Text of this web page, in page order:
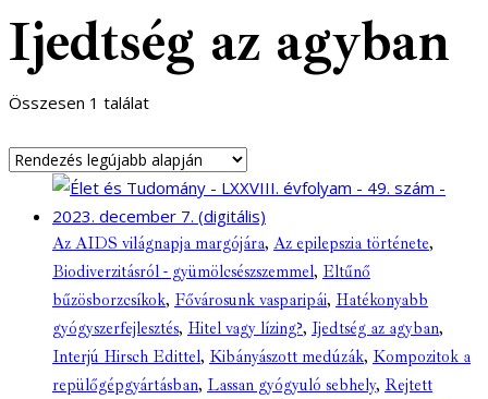
Ijedtség az agyban
Összesen 1 találat
Az AIDS világnapja margójára, Az epilepszia története,
Biodiverzitásról - gyümölcsészszemmel, Eltűnő
bűzösborzcsíkok, Fővárosunk vasparipái, Hatékonyabb
gyógyszerfejlesztés, Hitel vagy lízing?, Ijedtség az agyban,
Interjú Hirsch Edittel, Kibányászott medúzák, Kompozitok a
repülőgépgyártásban, Lassan gyógyuló sebhely, Rejtett